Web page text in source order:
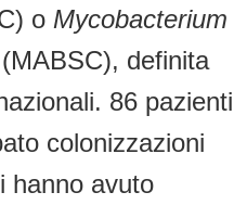
o Mycobacterium
definita
86 pazienti
colonizzazioni
hanno avuto